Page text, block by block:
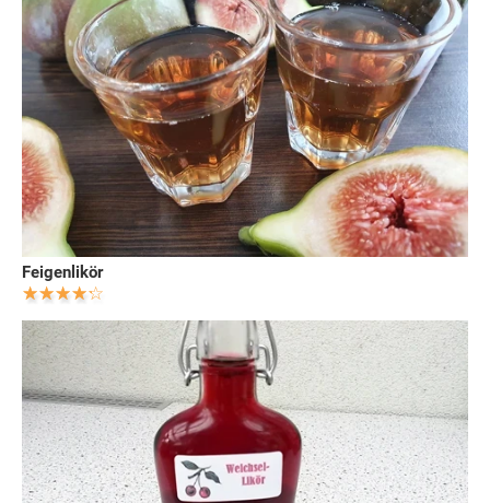
Feigenlikör